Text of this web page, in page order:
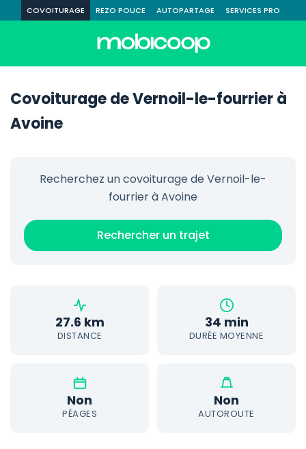
COVOITURAGE REZO POUCE AUTOPARTAGE SERVICES PRO
Covoiturage de Vernoil-le-fourrier à
Avoine
Recherchez un covoiturage de Vernoil-le-
fourrier à Avoine
Rechercher un trajet
27.6 km
DISTANCE
34 min
DURÉE MOYENNE
Non
PÉAGES
Non
AUTOROUTE